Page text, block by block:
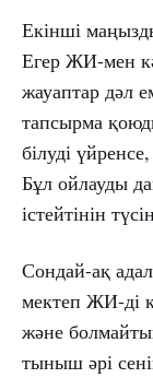
Екінші
Егер ЖИ-мен
жауаптар дәл
тапсырма
білуді
Бұл ойлауды
істейтінін
Сондай-ақ
мектеп ЖИ-ді
және
тыныш әрі